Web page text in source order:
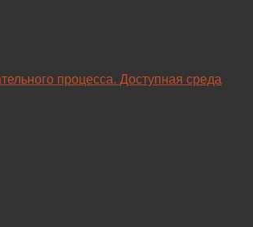
процесса. Доступная среда